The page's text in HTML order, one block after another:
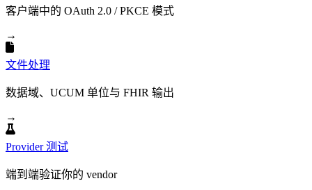
客户端中的 OAuth 2.0 / PKCE 模式
→
文件处理
数据域、UCUM 单位与 FHIR 输出
→
Provider 测试
端到端验证你的 vendor